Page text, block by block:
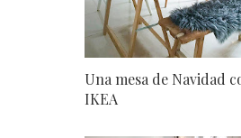
Una mesa de Navidad
IKEA